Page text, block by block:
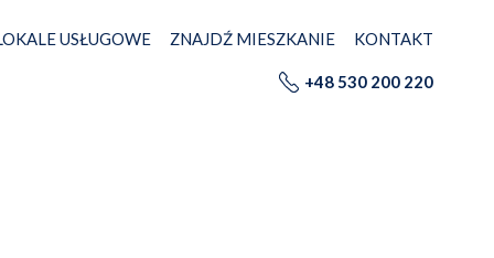
USŁUGOWE ZNAJDŹ MIESZKANIE KONTAKT
+48 530 200 220